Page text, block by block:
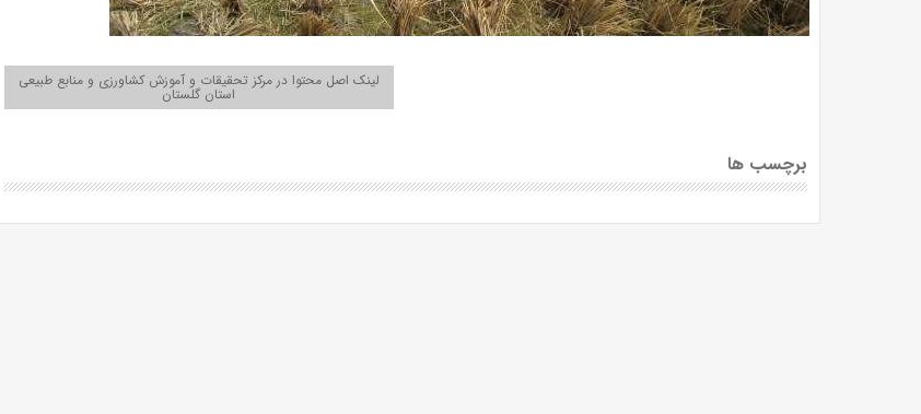
لینک اصل محتوا در مرکز تحقیقات و آموزش کشاورزی و منابع طبیعی
استان گلستان
برچسب ها